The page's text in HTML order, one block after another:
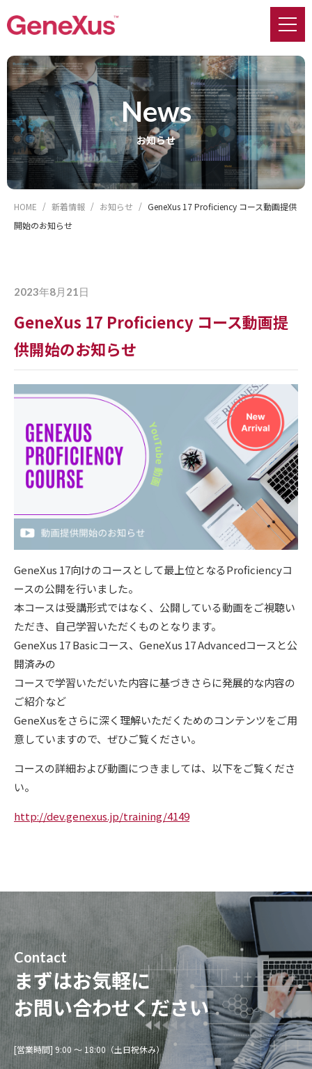
news
お知らせ
HOME 新着情報 お知らせ
GeneXus 17 Proficiency コース動画提供
開始のお知らせ
2023年8月21日
GeneXus 17 Proficiency コース動画提
供開始のお知らせ
GeneXus 17向けのコースとして最上位となるProficiencyコ
ースの公開を行いました。
本コースは受講形式ではなく、公開している動画をご視聴い
ただき、自己学習いただくものとなります。
GeneXus 17 Basicコース、GeneXus 17 Advancedコースと公
開済みの
コースで学習いただいた内容に基づきさらに発展的な内容の
ご紹介など
GeneXusをさらに深く理解いただくためのコンテンツをご用
意していますので、ぜひご覧ください。
コースの詳細および動画につきましては、以下をご覧くださ
い。
http://dev.genexus.jp/training/4149
Contact
まずはお気軽に
お問い合わせください
[営業時間] 9:00 〜 18:00（土日祝休み）